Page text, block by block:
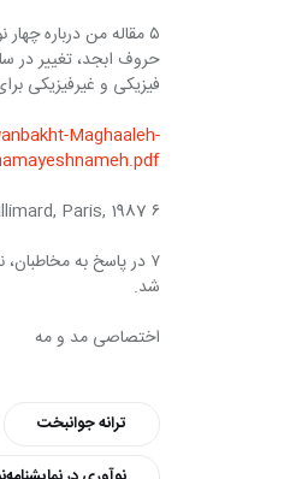
فیزیکی و غیرفیزیکی
Maghaaleh-
۶ Les parents terribles, Jean Cocteau, Gallimard, Paris, 1987
شد.
اختصاصی مد و مه
ترانه جوانبخت